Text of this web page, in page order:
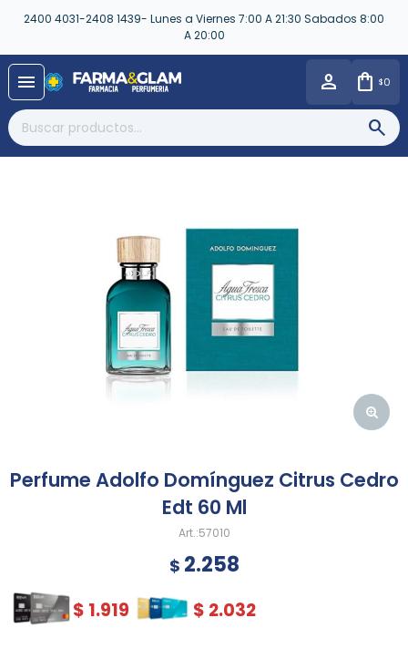
2400 4031-2408 1439- Lunes a Viernes 7:00 A 21:30 Sabados 8:00
A 20:00
menu $0
Perfume Adolfo Domínguez Citrus Cedro
Edt 60 Ml
57010
$ 2.258
$ 1.919 $ 2.032